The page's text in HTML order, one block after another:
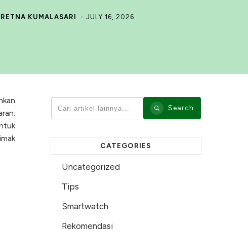
RETNA KUMALASARI -JULY 16, 2026
Search
CATEGORIES
Uncategorized
Tips
Smartwatch
Rekomendasi